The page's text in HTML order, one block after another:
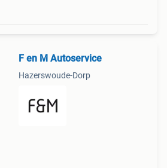
F en M Autoservice
Hazerswoude-Dorp